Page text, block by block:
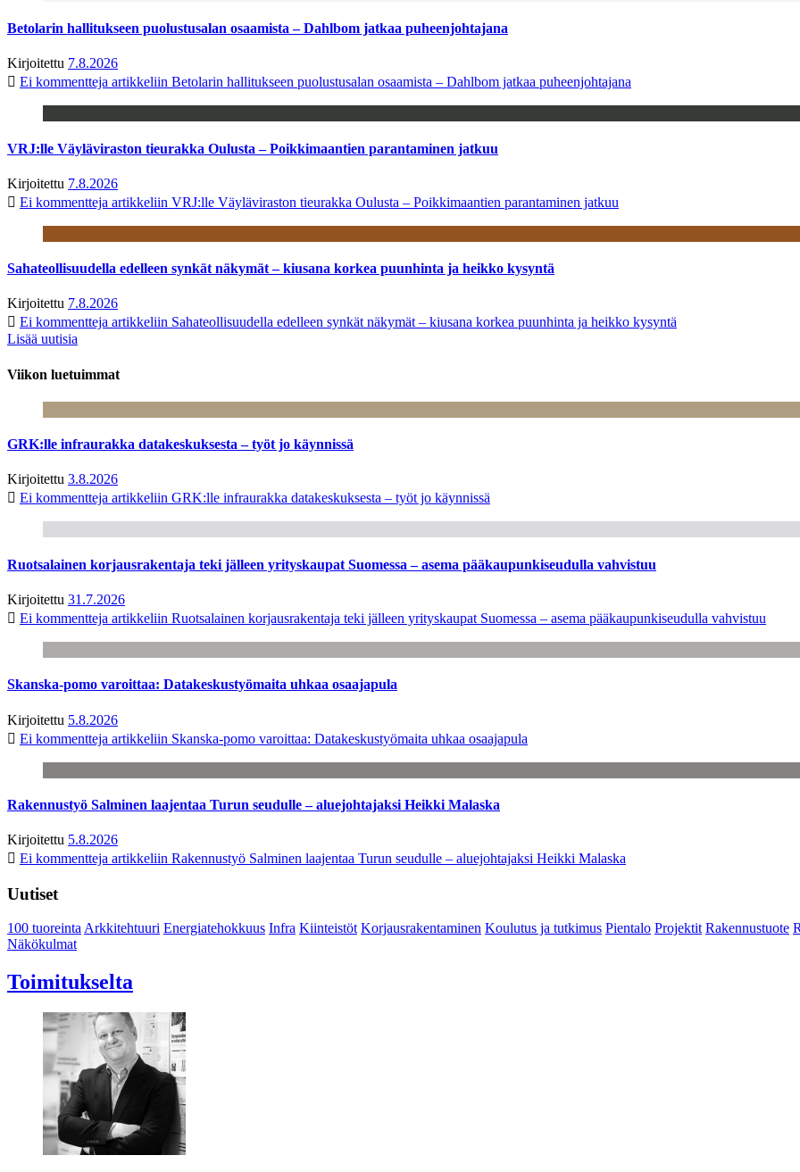
Betolarin hallitukseen puolustusalan osaamista – Dahlbom jatkaa puheenjohtajana
Kirjoitettu 7.8.2026
Ei kommentteja artikkeliin Betolarin hallitukseen puolustusalan osaamista – Dahlbom jatkaa puheenjohtajana
VRJ:lle Väyläviraston tieurakka Oulusta – Poikkimaantien parantaminen jatkuu
Kirjoitettu 7.8.2026
Ei kommentteja artikkeliin VRJ:lle Väyläviraston tieurakka Oulusta – Poikkimaantien parantaminen jatkuu
Sahateollisuudella edelleen synkät näkymät – kiusana korkea puunhinta ja heikko kysyntä
Kirjoitettu 7.8.2026
Ei kommentteja artikkeliin Sahateollisuudella edelleen synkät näkymät – kiusana korkea puunhinta ja heikko kysyntä
Lisää uutisia
Viikon luetuimmat
GRK:lle infraurakka datakeskuksesta – työt jo käynnissä
Kirjoitettu 3.8.2026
Ei kommentteja artikkeliin GRK:lle infraurakka datakeskuksesta – työt jo käynnissä
Ruotsalainen korjausrakentaja teki jälleen yrityskaupat Suomessa – asema pääkaupunkiseudulla vahvistuu
Kirjoitettu 31.7.2026
Ei kommentteja artikkeliin Ruotsalainen korjausrakentaja teki jälleen yrityskaupat Suomessa – asema pääkaupunkiseudulla vahvistuu
Skanska-pomo varoittaa: Datakeskustyömaita uhkaa osaajapula
Kirjoitettu 5.8.2026
Ei kommentteja artikkeliin Skanska-pomo varoittaa: Datakeskustyömaita uhkaa osaajapula
Rakennustyö Salminen laajentaa Turun seudulle – aluejohtajaksi Heikki Malaska
Kirjoitettu 5.8.2026
Ei kommentteja artikkeliin Rakennustyö Salminen laajentaa Turun seudulle – aluejohtajaksi Heikki Malaska
Uutiset
100 tuoreintaArkkitehtuuri Energiatehokkuus Infra Kiinteistöt Korjausrakentaminen Koulutus ja tutkimus Pientalo Projektit Rakennustuote
Näkökulmat
Toimitukselta